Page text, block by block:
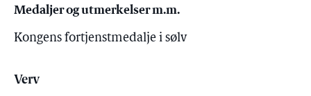
Medaljer og utmerkelser m.m.
Kongens fortjenstmedalje i sølv
Verv